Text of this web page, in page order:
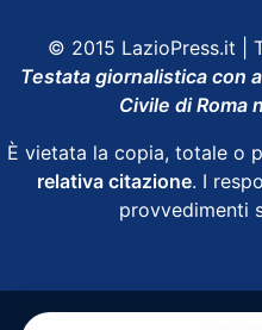
© 2015 LazioPress.it |
Testata giornalistica con
Civile di Roma
È vietata la copia, totale o
relativa citazione. I
provvedimenti